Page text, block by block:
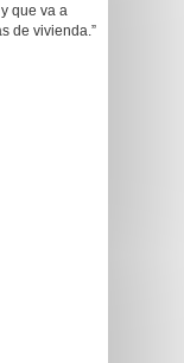
que va a
de vivienda.”